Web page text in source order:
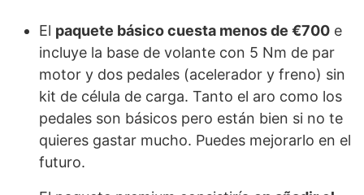
El paquete básico cuesta menos de €700 e
incluye la base de volante con 5 Nm de par
motor y dos pedales (acelerador y freno) sin
kit de célula de carga. Tanto el aro como los
pedales son básicos pero están bien si no te
quieres gastar mucho. Puedes mejorarlo en el
futuro.